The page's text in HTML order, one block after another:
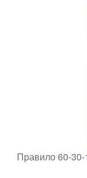
Правило 60-30-